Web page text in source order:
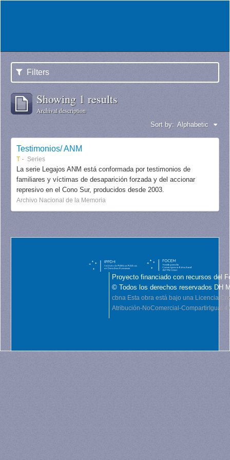
Filters
Showing 1 results
Archival description
Sort by: Alphabetic
Testimonios/ ANM
T Series
La serie Legajos ANM está conformada por testimonios de
familiares y víctimas de desaparición forzada y del accionar
represivo en el Cono Sur, producidos desde 2003.
Archivo Nacional de la Memoria
Proyecto financiado con recursos del
© Todos los derechos reservados DH
cbna Esta obra está bajo una Licencia
Atribución-NoComercial-CompartirIgual